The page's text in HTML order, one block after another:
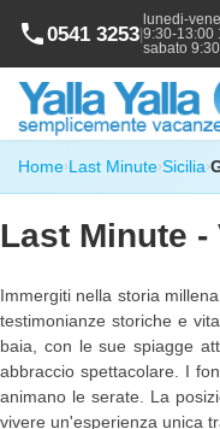
phone0541 3253|
lunedi-
9:30-13:00
sabato
Home›Last Minute›Sicilia›
Last Minute
Immergiti nella storia
testimonianze storiche e
baia, con le sue spiagge
abbraccio spettacolare. I
animano le serate. La
vivere un'esperienza unica